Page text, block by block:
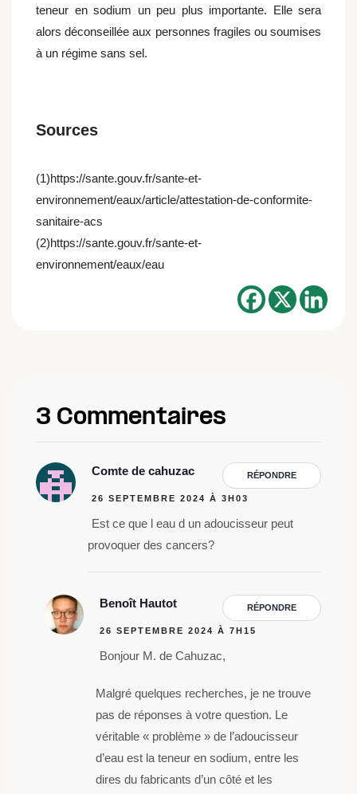
teneur en sodium un peu plus importante. Elle sera
alors déconseillée aux personnes fragiles ou soumises
à un régime sans sel.
Sources
(1)https://sante.gouv.fr/sante-et-
environnement/eaux/article/attestation-de-conformite-
sanitaire-acs
(2)https://sante.gouv.fr/sante-et-
environnement/eaux/eau
3 Commentaires
RÉPONDRE
Comte de cahuzac
26 SEPTEMBRE 2024 À 3H03
Est ce que l eau d un adoucisseur peut
provoquer des cancers?
RÉPONDRE
Benoît Hautot
26 SEPTEMBRE 2024 À 7H15
Bonjour M. de Cahuzac,
Malgré quelques recherches, je ne trouve
pas de réponses à votre question. Le
véritable « problème » de l’adoucisseur
d’eau est la teneur en sodium, entre les
dires du fabricants d’un côté et les